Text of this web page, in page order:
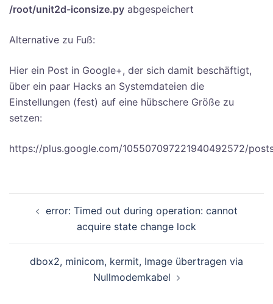
/root/unit2d-iconsize.py abgespeichert
Alternative zu Fuß:
Hier ein Post in Google+, der sich damit beschäftigt,
über ein paar Hacks an Systemdateien die
Einstellungen (fest) auf eine hübschere Größe zu
setzen:
https://plus.google.com/105507097221940492572/
error: Timed out during operation: cannot
acquire state change lock
dbox2, minicom, kermit, Image übertragen via
Nullmodemkabel